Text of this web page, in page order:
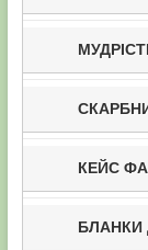
КЕЙС
БЛАНКИ